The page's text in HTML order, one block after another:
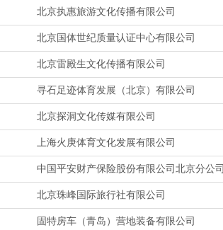
北京执惠旅游文化传播有限公司
北京国体世纪质量认证中心有限公司
北京雷殿生文化传播有限公司
寻石足迹体育发展（北京）有限公司
北京探洞文化传媒有限公司
上海火庚体育文化发展有限公司
中国平安财产保险股份有限公司北京分公司
北京珠峰国际旅行社有限公司
固特房车（青岛）营地装备有限公司